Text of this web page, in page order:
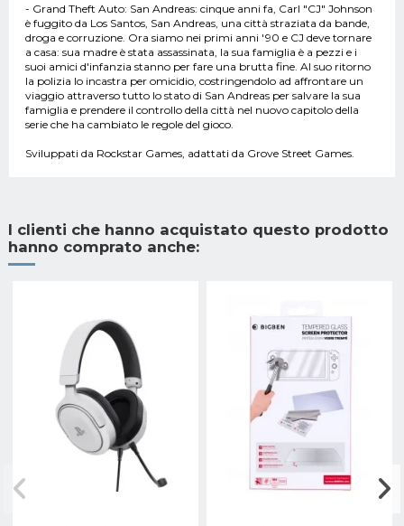
- Grand Theft Auto: San Andreas: cinque anni fa, Carl "CJ" Johnson
è fuggito da Los Santos, San Andreas, una città straziata da bande,
droga e corruzione. Ora siamo nei primi anni '90 e CJ deve tornare
a casa: sua madre è stata assassinata, la sua famiglia è a pezzi e i
suoi amici d'infanzia stanno per fare una brutta fine. Al suo ritorno
la polizia lo incastra per omicidio, costringendolo ad affrontare un
viaggio attraverso tutto lo stato di San Andreas per salvare la sua
famiglia e prendere il controllo della città nel nuovo capitolo della
serie che ha cambiato le regole del gioco.
Sviluppati da Rockstar Games, adattati da Grove Street Games.
I clienti che hanno acquistato questo prodotto
hanno comprato anche: